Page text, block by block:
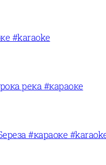
#karaoke
река #караоке
#караоке